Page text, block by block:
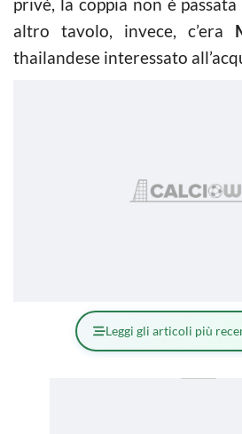
altro tavolo, invece, c’era
thailandese interessato
Leggi gli articoli più